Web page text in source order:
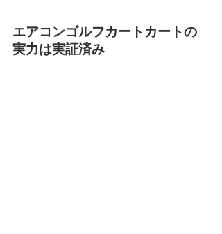
エアコンゴルフカートカートの
実力は実証済み